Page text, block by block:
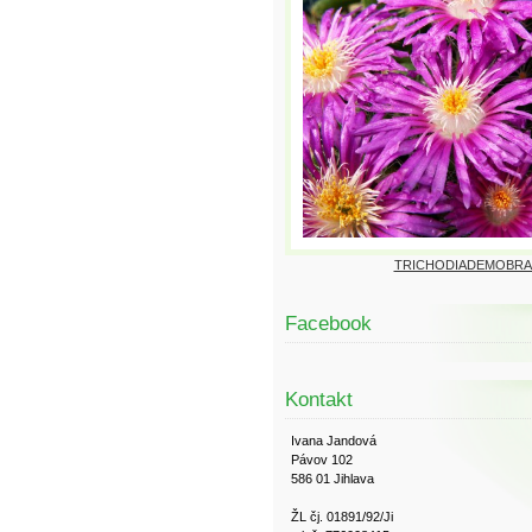
Facebook
Kontakt
Ivana Jandová
Pávov 102
586 01 Jihlava
ŽL čj. 01891/92/Ji